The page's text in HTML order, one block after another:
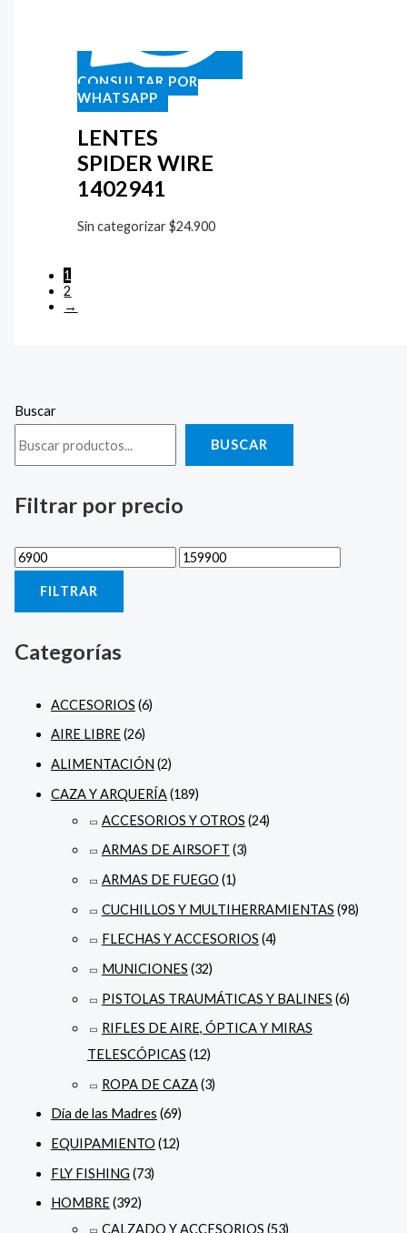
Buscar
BUSCAR
Filtrar por precio
FILTRAR
Categorías
ACCESORIOS (6)
AIRE LIBRE(26)
ALIMENTACIÓN (2)
CAZA Y ARQUERÍA(189)
ACCESORIOS Y OTROS (24)
ARMAS DE AIRSOFT (3)
ARMAS DE FUEGO (1)
CUCHILLOS Y MULTIHERRAMIENTAS (98)
FLECHAS Y ACCESORIOS (4)
MUNICIONES (32)
PISTOLAS TRAUMÁTICAS Y BALINES (6)
RIFLES DE AIRE, ÓPTICA Y MIRAS
TELESCÓPICAS (12)
ROPA DE CAZA(3)
Día de las Madres (69)
EQUIPAMIENTO (12)
FLY FISHING (73)
HOMBRE(392)
CALZADO Y ACCESORIOS (53)
CONSULTAR POR
WHATSAPP
LENTES
SPIDER WIRE
1402941
Sin categorizar$24.900
1
2
→